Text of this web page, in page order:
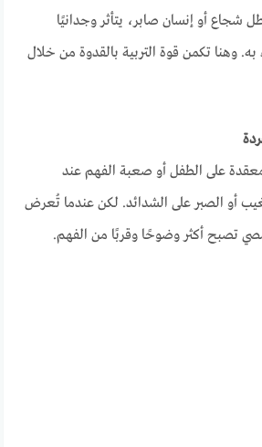
شجاع أو إنسان صابر، يتأثر وجدانيًا
به. وهنا تكمن قوة التربية بالقدوة من خلال
على الطفل أو صعبة الفهم عند
أو الصبر على الشدائد. لكن عندما تُعرض
تصبح أكثر وضوحًا وقربًا من الفهم.